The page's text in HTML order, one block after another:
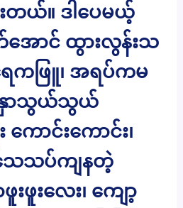
းတယ်။ ဒါပေမယ့်
ာင် ထွားလွန်းသ
ေကဖြူ၊ အရပ်ကမ
က်နှာသွယ်သွယ်
ောင်းကောင်း၊
သေသပ်ကျနတဲ့
ဖူးလေး၊ ကျော့